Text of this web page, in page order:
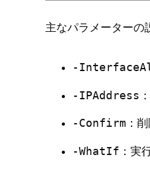
主なパラメーターの
-
-IPAddress
-Confirm ：
-WhatIf ：実